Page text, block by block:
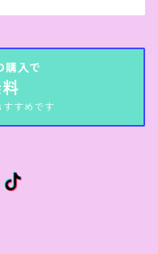
入で
すすめです